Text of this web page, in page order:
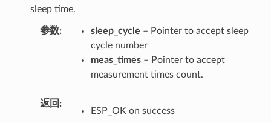
sleep time.
参数 sleep_cycle – Pointer to accept sleep
cycle number
meas_times– Pointer to accept
measurement times count.
返回
ESP_OK on success